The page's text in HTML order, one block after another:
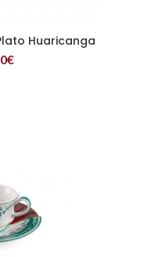
Huaricanga
€